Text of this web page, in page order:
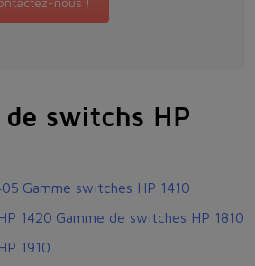
switchs HP
Gamme switches HP 1410
1420 Gamme de switches HP 1810
1910